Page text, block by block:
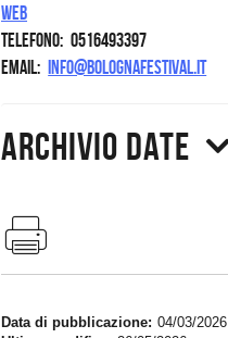
Web
Telefono 0516493397
Email info@bolognafestival.it
Archivio date
Data di pubblicazione
04/03/2026